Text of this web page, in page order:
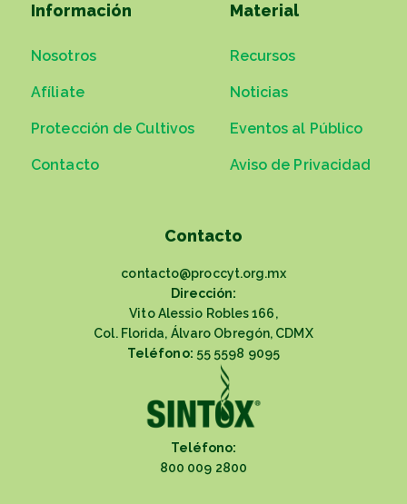
Información
Nosotros
Afíliate
Protección de Cultivos
Contacto
Material
Recursos
Noticias
Eventos al Público
Aviso de Privacidad
Contacto
contacto@proccyt.org.mx
Dirección:
Vito Alessio Robles 166,
Col. Florida, Álvaro Obregón, CDMX
Teléfono: 55 5598 9095
Teléfono:
800 009 2800